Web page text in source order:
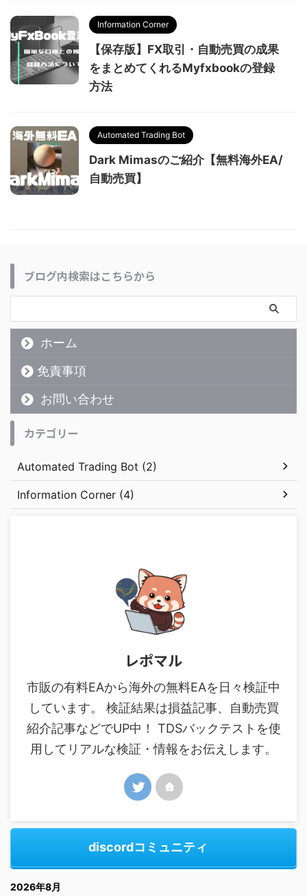
Information Corner
【保存版】FX取引・自動売買の成果
をまとめてくれるMyfxbookの登録
方法
Automated Trading Bot
Dark Mimasのご紹介【無料海外EA/
自動売買】
ブログ内検索はこちらから
ホーム
免責事項
お問い合わせ
カテゴリー
Automated Trading Bot (2)
Information Corner (4)
レポマル
市販の有料EAから海外の無料EAを日々検証中
しています。 検証結果は損益記事、自動売買
紹介記事などでUP中！ TDSバックテストを使
用してリアルな検証・情報をお伝えします。
discordコミュニティ
2026年8月